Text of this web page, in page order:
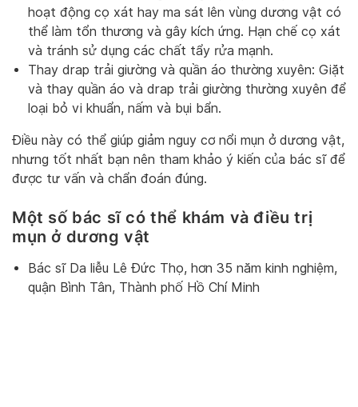
hoạt động cọ xát hay ma sát lên vùng dương vật có
thể làm tổn thương và gây kích ứng. Hạn chế cọ xát
và tránh sử dụng các chất tẩy rửa mạnh.
Thay drap trải giường và quần áo thường xuyên: Giặt
và thay quần áo và drap trải giường thường xuyên để
loại bỏ vi khuẩn, nấm và bụi bẩn.
Điều này có thể giúp giảm nguy cơ nổi mụn ở dương vật,
nhưng tốt nhất bạn nên tham khảo ý kiến ​​của bác sĩ để
được tư vấn và chẩn đoán đúng.
Một số bác sĩ có thể khám và điều trị
mụn ở dương vật
Bác sĩ Da liễu Lê Đức Thọ, hơn 35 năm kinh nghiệm,
quận Bình Tân, Thành phố Hồ Chí Minh